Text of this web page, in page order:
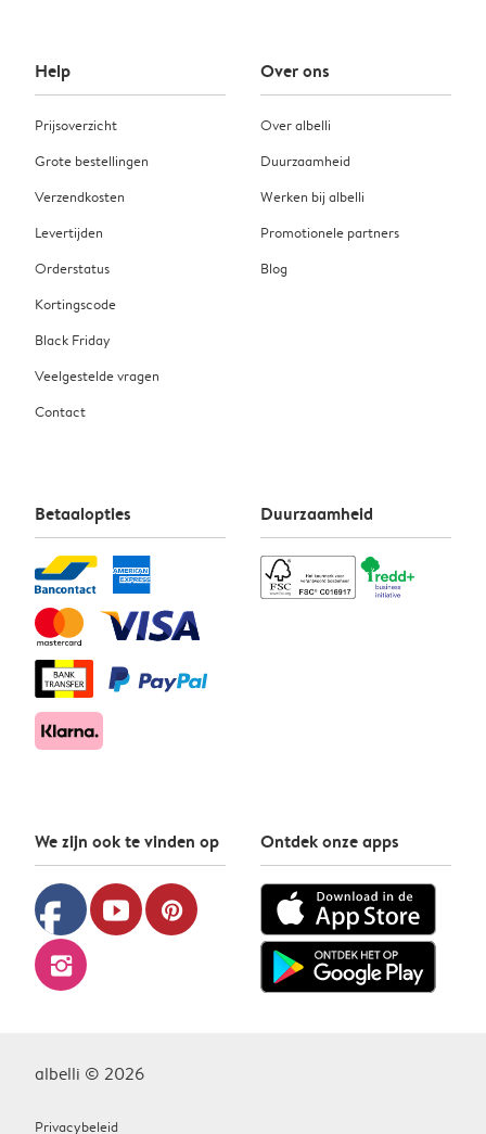
Help
Prijsoverzicht
Grote bestellingen
Verzendkosten
Levertijden
Orderstatus
Kortingscode
Black Friday
Veelgestelde vragen
Contact
Over ons
Over albelli
Duurzaamheid
Werken bij albelli
Promotionele partners
Blog
Betaalopties Duurzaamheid
We zijn ook te vinden op
facebook youtube pinterest
instagram
Ontdek onze apps
albelli © 2026
Privacybeleid